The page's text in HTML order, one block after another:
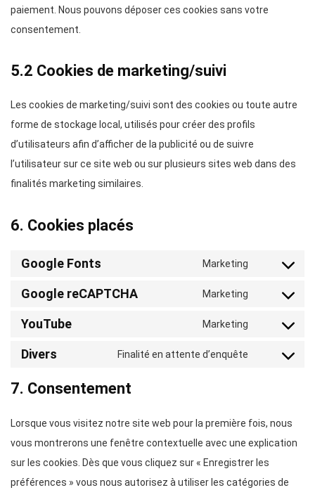
paiement. Nous pouvons déposer ces cookies sans votre
consentement.
5.2 Cookies de marketing/suivi
Les cookies de marketing/suivi sont des cookies ou toute autre
forme de stockage local, utilisés pour créer des profils
d’utilisateurs afin d’afficher de la publicité ou de suivre
l’utilisateur sur ce site web ou sur plusieurs sites web dans des
finalités marketing similaires.
6. Cookies placés
Google Fonts
Marketing
Consent
google-
fonts
Google reCAPTCHA
Marketing
Consent
google-
YouTube
Marketing
Consent
Divers
Finalité en attente d’enquête
Consent
divers
7. Consentement
Lorsque vous visitez notre site web pour la première fois, nous
vous montrerons une fenêtre contextuelle avec une explication
sur les cookies. Dès que vous cliquez sur « Enregistrer les
préférences » vous nous autorisez à utiliser les catégories de